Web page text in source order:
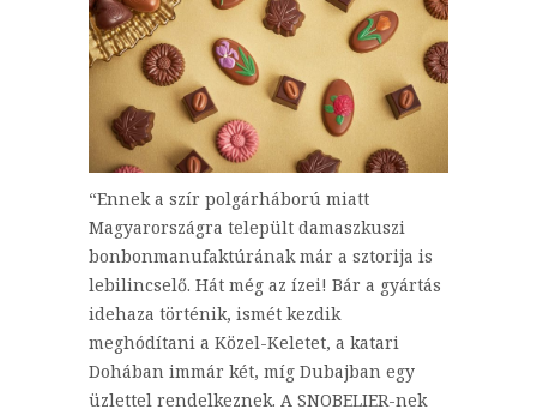
“Ennek a szír polgárháború miatt
Magyarországra települt damaszkuszi
bonbonmanufaktúrának már a sztorija is
lebilincselő. Hát még az ízei! Bár a gyártás
idehaza történik, ismét kezdik
meghódítani a Közel-Keletet, a katari
Dohában immár két, míg Dubajban egy
üzlettel rendelkeznek. A SNOBELIER-nek